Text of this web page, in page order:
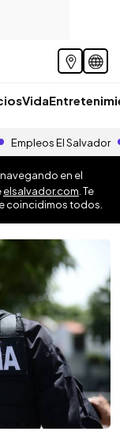
Vida
Empleos El Salvador
navegando en el
elsalvador.com . Te
coincidimos todos.